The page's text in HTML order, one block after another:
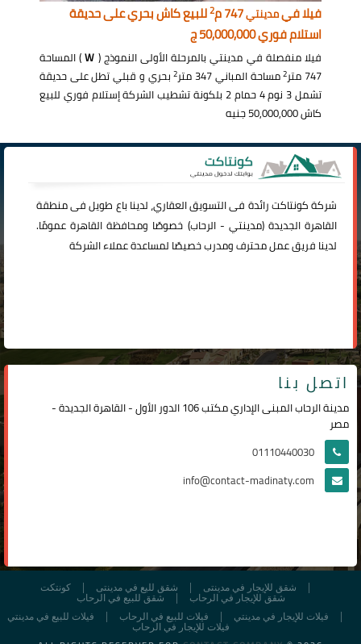
فيلا فيمدينتي 2للبيع كاش بحري على حديقة
استلام فوري 50,000,000 ج
فيلا منفصلة في مدينتي بالمرحلة الأولى النموذج ( W) المساحة
747 متر
2مساحة المباني 347 متر 2بحري و قبلي تطل على حديقة
تشمل 3 نوم 4 حمام 2 بلكونة تشطيب الشركة إستلام فوري للبيع
كاش 50,000,000 جنيه
شركةكونتاكترائدة فى التسويق العقاري، لدينا باع طويل فى منطقة
القاهرة الجديدة (مدينتي -الرحاب) خصوصًا ومحافظة القاهرة عمومًا.
لدينا فريق عمل محترف ومدرب خصيصًا لمساعدة عملاء الشركة
اتصل بنا
مدينة الرحاب المبنى الإداري مكتب 106 الدور الأول - القاهرة الجديدة -
مصر
01110440030
info@contact-madinaty.com
كونتكت شقق لليع في مدينتى
شقق للإيجار في مدينتى
شقق للبيع في الرحاب
شقق للإيجار في الرحاب
فيلات للبيع في مدينتي
فيلات للبيع في الرحاب
فيلات للإيجار في مدينتي
فيلات للإيجار في الرحاب